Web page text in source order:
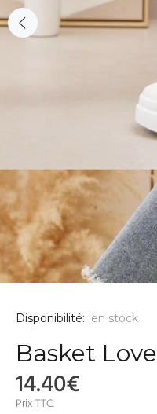
Disponibilité: en stock
Basket Love
14.40€
Prix TTC.